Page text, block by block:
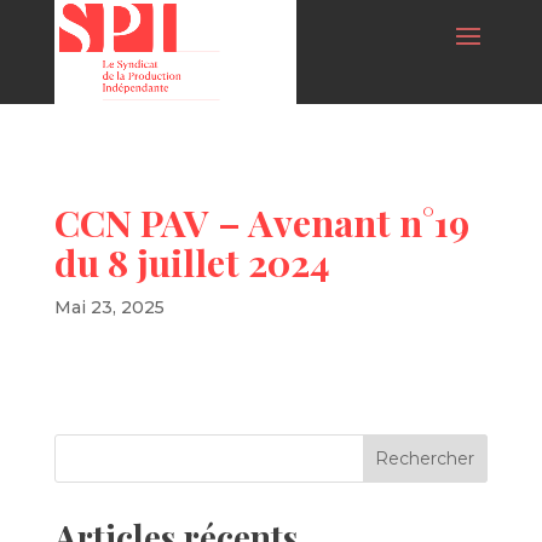
CCN PAV – Avenant n°19
du 8 juillet 2024
Mai 23, 2025